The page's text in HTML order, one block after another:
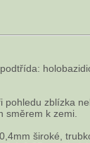
pohledu zblízka
směrem k zemi.
široké,